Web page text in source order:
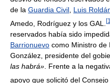
de la Guardia Civil, Luis
Amedo, Rodríguez y los GAL.
[
reservados había sido
Barrionuevo como Ministro de
González, presidente del
las habrá» . Frente a la
apoyo que solicitó del